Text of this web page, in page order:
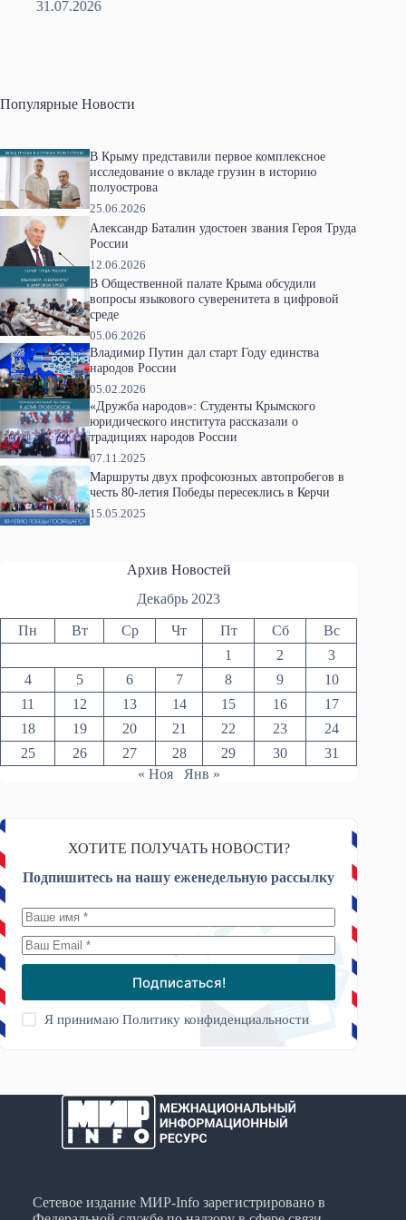
28.07.2026
Популярные Новости
В Крыму представили первое комплексное
исследование о вкладе грузин в историю
полуострова
25.06.2026
Александр Баталин удостоен звания Героя Труда
России
12.06.2026
В Общественной палате Крыма обсудили
вопросы языкового суверенитета в цифровой
среде
05.06.2026
Владимир Путин дал старт Году единства
народов России
05.02.2026
«Дружба народов»: Студенты Крымского
юридического института рассказали о
традициях народов России
07.11.2025
Маршруты двух профсоюзных автопробегов в
честь 80-летия Победы пересеклись в Керчи
15.05.2025
Архив Новостей
Декабрь 2023
Пн Вт Ср Чт Пт Сб
Вс
1
2
3
4
5 6 7 8 9
10
11
12 13 14 15 16
17
18
19 20 21 22 23
24
25
26 27 28 29 30
31
« Ноя
Янв »
ХОТИТЕ ПОЛУЧАТЬ НОВОСТИ?
Подпишитесь на нашу еженедельную рассылку
Подписаться!
Я принимаюПолитику конфиденциальности
Сетевое издание МИР-Info зарегистрировано в